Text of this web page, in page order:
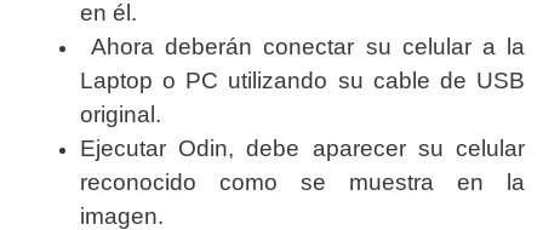
en él.
Ahora deberán conectar su celular a la
Laptop o PC utilizando su cable de USB
original.
Ejecutar Odin, debe aparecer su celular
reconocido como se muestra en la
imagen.